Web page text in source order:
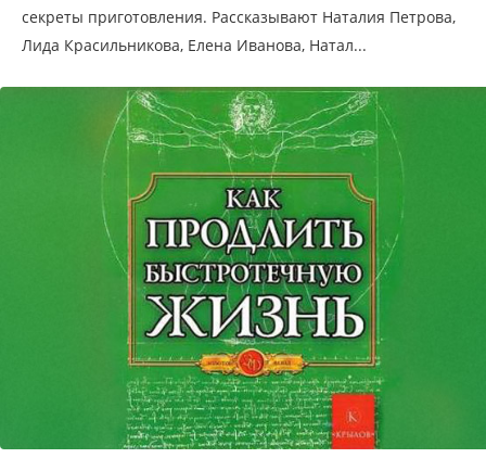
секреты приготовления. Рассказывают Наталия Петрова,
Лида Красильникова, Елена Иванова, Натал...